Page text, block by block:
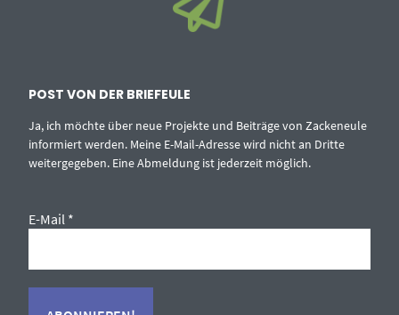
POST VON DER BRIEFEULE
Ja, ich möchte über neue Projekte und Beiträge von Zackeneule
informiert werden. Meine E-Mail-Adresse wird nicht an Dritte
weitergegeben. Eine Abmeldung ist jederzeit möglich.
E-Mail *